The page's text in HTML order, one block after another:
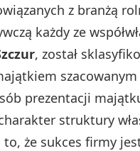
z branżą
każdy ze
, został
prezentacji
struktury
to, że sukces firmy